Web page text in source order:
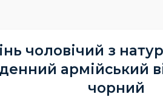
чоловічий з
армійський
чорний